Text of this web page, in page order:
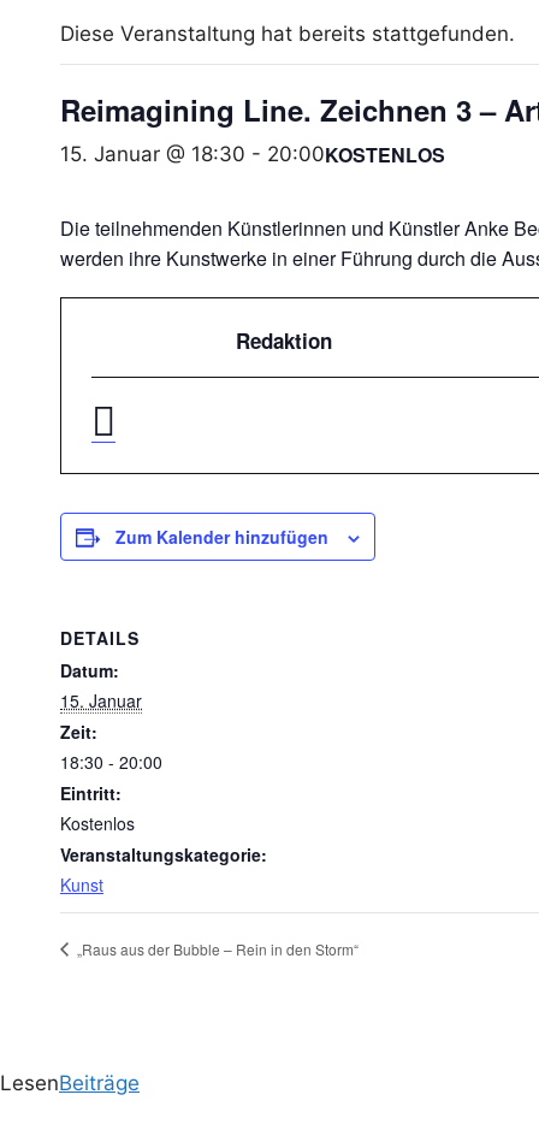
Diese Veranstaltung hat bereits stattgefunden.
Reimagining Line. Zeichnen 3 –
15. Januar @ 18:30 - 20:00KOSTENLOS
Die teilnehmenden Künstlerinnen und Künstler Anke
werden ihre Kunstwerke in einer Führung durch die
Redaktion
Zum Kalender hinzufügen
DETAILS
Datum:
15. Januar
Zeit:
18:30 - 20:00
Eintritt:
Kostenlos
Veranstaltungskategorie:
Kunst
„Raus aus der Bubble – Rein in den Storm“
LesenBeiträge